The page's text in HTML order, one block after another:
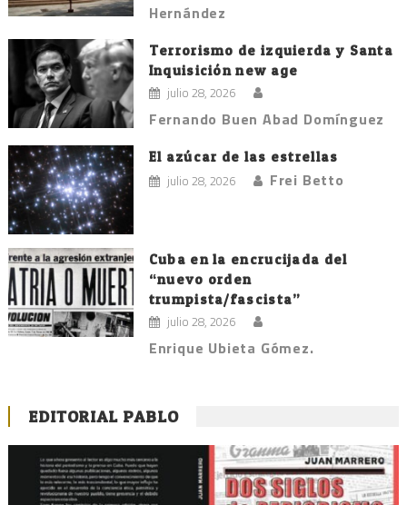
Hernández
Terrorismo de izquierda y Santa
Inquisición new age
julio 28, 2026
Fernando Buen Abad Domínguez
El azúcar de las estrellas
julio 28, 2026 Frei Betto
Cuba en la encrucijada del
“nuevo orden
trumpista/fascista”
julio 28, 2026
Enrique Ubieta Gómez.
EDITORIAL PABLO